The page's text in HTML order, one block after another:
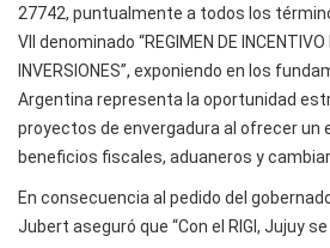
27742, puntualmente a todos los
VII denominado “REGIMEN DE INCENTIVO
INVERSIONES”, exponiendo en los
Argentina representa la oportunidad
proyectos de envergadura al ofrecer un
beneficios fiscales, aduaneros y
En consecuencia al pedido del
Jubert aseguró que “Con el RIGI, Jujuy